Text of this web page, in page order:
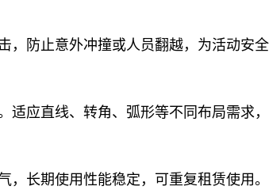
防止意外冲撞或人员翻越，为活动安全
应直线、转角、弧形等不同布局需求，
长期使用性能稳定，可重复租赁使用。